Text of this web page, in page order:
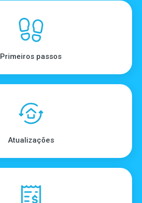
Primeiros passos
Atualizações